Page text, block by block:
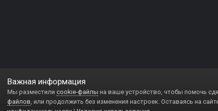
Важная информация
Мы разместили cookie-файлы на ваше устройство, чтобы помочь
файлов, или продолжить без изменения настроек. Оставаясь на